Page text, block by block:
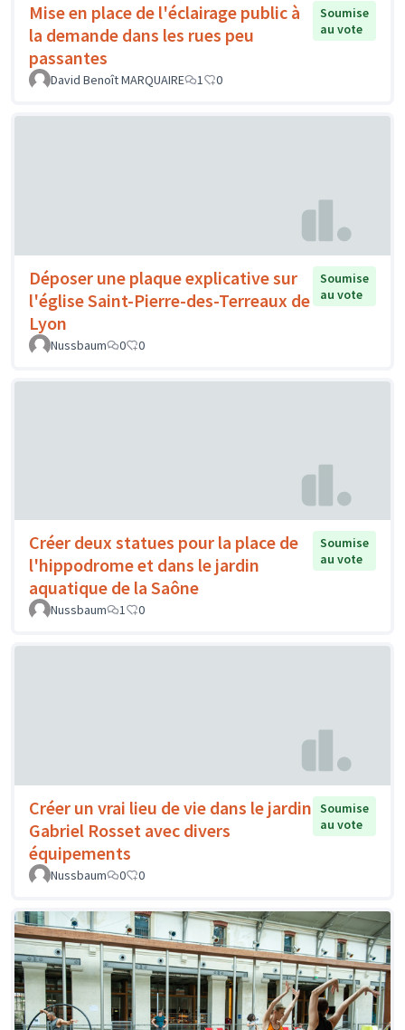
Mise en place de l'éclairage public à
la demande dans les rues peu
passantes
Soumise
au vote
David Benoît MARQUAIRE 1 0
Déposer une plaque explicative sur
l'église Saint-Pierre-des-Terreaux de
Lyon
Soumise
au vote
Nussbaum 0 0
Créer deux statues pour la place de
l'hippodrome et dans le jardin
aquatique de la Saône
Soumise
au vote
Nussbaum 1 0
Créer un vrai lieu de vie dans le jardin
Gabriel Rosset avec divers
équipements
Soumise
au vote
Nussbaum 0 0